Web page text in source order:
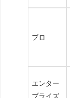
プロ
エンター
プライズ